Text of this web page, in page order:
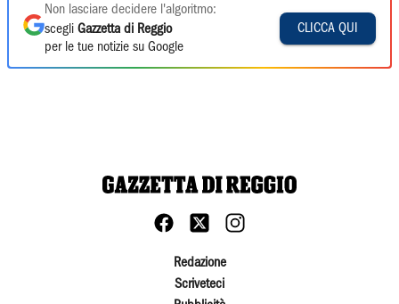
Non lasciare decidere l'algoritmo:
scegli Gazzetta di Reggio
per le tue notizie su Google
CLICCA QUI
Redazione
Scriveteci